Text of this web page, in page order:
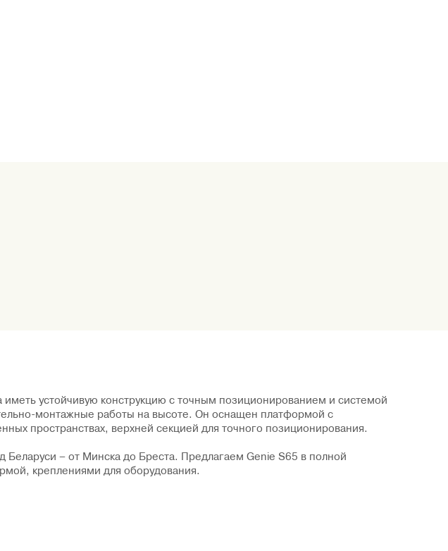
устойчивую конструкцию с точным позиционированием и системой
монтажные работы на высоте. Он оснащен платформой с
пространствах, верхней секцией для точного позиционирования.
Беларуси – от Минска до Бреста. Предлагаем Genie S65 в полной
креплениями для оборудования.